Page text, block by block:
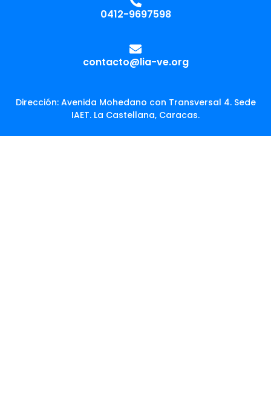
0412-9697598
contacto@lia-ve.org
Dirección: Avenida Mohedano con Transversal 4. Sede
IAET. La Castellana, Caracas.